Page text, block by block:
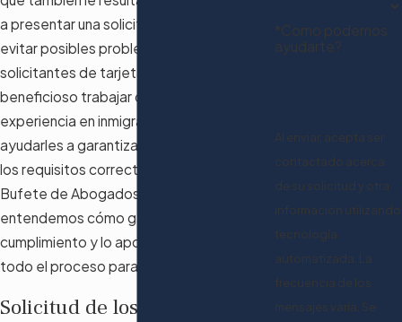
a presentar una solicitud en el futuro. Para
evitar posibles problemas, a muchos
solicitantes de tarjetas verdes les resulta
beneficioso trabajar con un abogado con
experiencia en inmigración que pueda
ayudarles a garantizar que cumplan con
los requisitos correctamente. En el
Bufete de Abogados American Dream®™
entendemos cómo garantizar el
cumplimiento y lo apoyaremos durante
todo el proceso para lograr sus objetivos.
Solicitud de los Servicios de
*Como podemos
ayudarte?
Al enviar, acepta ser
contactado acerca
de su solicitud y otra
información utilizando
tecnología
automatizada. La
frecuencia de los
mensajes varía. Se